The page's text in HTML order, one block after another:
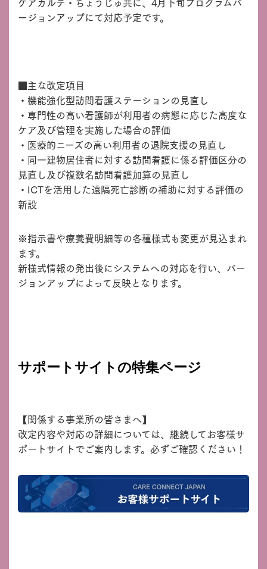
ージョンアップにて対応予定です。
■主な改定項目
・機能強化型訪問看護ステーションの見直し
・専門性の高い看護師が利用者の病態に応じた高度な
ケア及び管理を実施した場合の評価
・医療的ニーズの高い利用者の退院支援の見直し
・同一建物居住者に対する訪問看護に係る評価区分の
見直し及び複数名訪問看護加算の見直し
・ICTを活用した遠隔死亡診断の補助に対する評価の
新設
※指示書や療養費明細等の各種様式も変更が見込まれ
ます。
新様式情報の発出後にシステムへの対応を行い、バー
ジョンアップによって反映となります。
サポートサイトの特集ページ
【関係する事業所の皆さまへ】
改定内容や対応の詳細については、継続してお客様サ
ポートサイトでご案内します。必ずご確認ください！